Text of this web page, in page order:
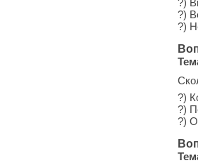
?)
?)
?)
?)
?)